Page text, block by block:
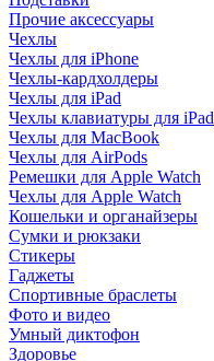
Прочие аксессуары
Чехлы
Чехлы для iPhone
Чехлы-кардхолдеры
Чехлы для iPad
Чехлы клавиатуры для iPad
Чехлы для MacBook
Чехлы для AirPods
Ремешки для Apple Watch
Чехлы для Apple Watch
Кошельки и органайзеры
Сумки и рюкзаки
Стикеры
Гаджеты
Спортивные браслеты
Фото и видео
Умный диктофон
Здоровье